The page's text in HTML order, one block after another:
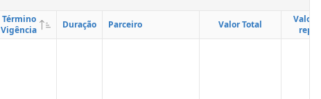
Término
Vigência
Duração Parceiro Valor Total
Valor